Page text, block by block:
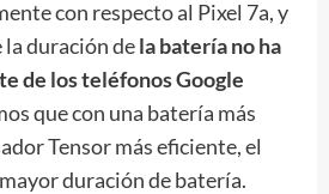
con respecto al Pixel 7a, y
la duración dela batería no ha
de los teléfonos Google
que con una batería más
Tensor más eficiente, el
duración de batería.